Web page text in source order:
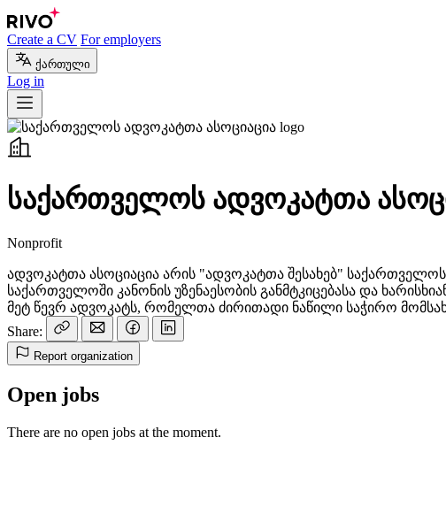
Create a CV For employers
ქართული
Log in
საქართველოს ადვოკატთა
Nonprofit
ადვოკატთა ასოციაცია არის "ადვოკატთა შესახებ"
საქართველოში კანონის უზენაესობის განმტკიცებასა და
მეტ წევრ ადვოკატს, რომელთა ძირითადი ნაწილი საჭირო
Share:
Report organization
Open jobs
There are no open jobs at the moment.